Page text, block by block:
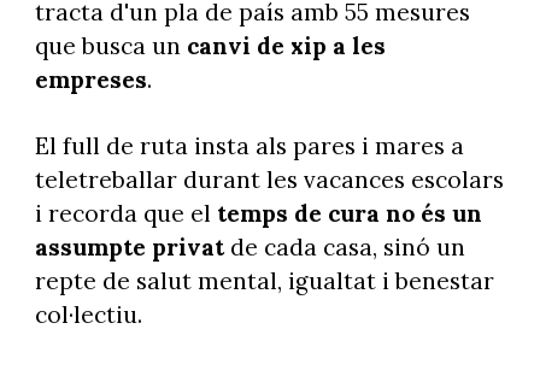
tracta d'un pla de país amb 55 mesures
que busca uncanvi de xip a les
empreses.
El full de ruta insta als pares i mares a
teletreballar durant les vacances escolars
i recorda que el temps de cura no és un
assumpte privatde cada casa, sinó un
repte de salut mental, igualtat i benestar
col·lectiu.